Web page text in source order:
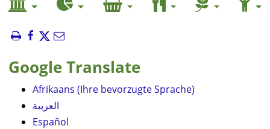
Google Translate
Afrikaans (Ihre bevorzugte Sprache)
العربية
Español